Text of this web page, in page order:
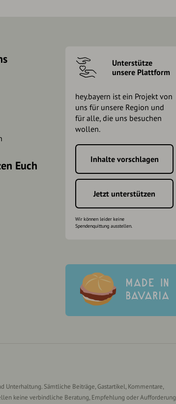
Euch
Unterstütze
unsere Plattform
hey.bayern ist ein Projekt von
uns für unsere Region und
für alle, die uns besuchen
wollen.
Inhalte vorschlagen
Jetzt unterstützen
Wir können leider keine
Spendenquittung ausstellen.
Sämtliche Beiträge, Gastartikel, Kommentare,
keine verbindliche Beratung, Empfehlung oder Aufforderung